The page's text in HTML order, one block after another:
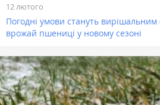
12 лютого
Погодні умови стануть
врожай пшениці у новому сезоні